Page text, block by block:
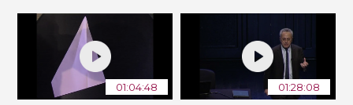
01:04:48 01:28:08